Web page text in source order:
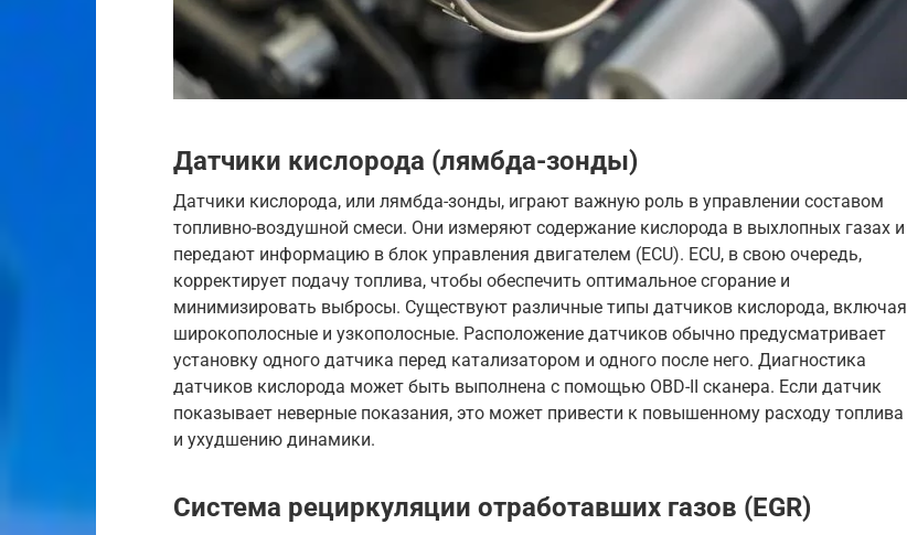
Датчики кислорода (лямбда-зонды)
Датчики кислорода, или лямбда-зонды, играют важную роль в управлении составом
топливно-воздушной смеси. Они измеряют содержание кислорода в выхлопных газах и
передают информацию в блок управления двигателем (ECU). ECU, в свою очередь,
корректирует подачу топлива, чтобы обеспечить оптимальное сгорание и
минимизировать выбросы. Существуют различные типы датчиков кислорода, включая
широкополосные и узкополосные. Расположение датчиков обычно предусматривает
установку одного датчика перед катализатором и одного после него. Диагностика
датчиков кислорода может быть выполнена с помощью OBD-II сканера. Если датчик
показывает неверные показания, это может привести к повышенному расходу топлива
и ухудшению динамики.
Система рециркуляции отработавших газов (EGR)